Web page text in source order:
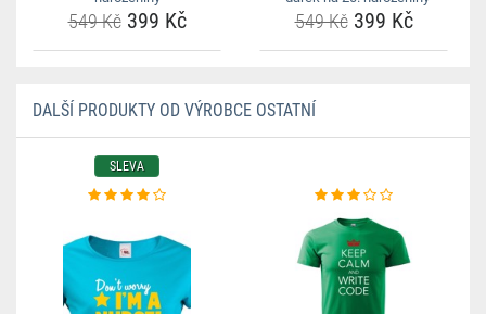
549 Kč399 Kč 549 Kč399 Kč
DALŠÍ PRODUKTY OD VÝROBCE OSTATNÍ
SLEVA